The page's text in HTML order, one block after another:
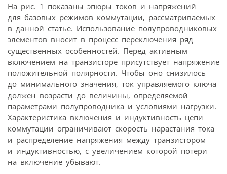
На рис. 1 показаны эпюры токов и напряжений
для базовых режимов коммутации, рассматриваемых
в данной статье. Использование полупроводниковых
элементов вносит в процесс переключения ряд
существенных особенностей. Перед активным
включением на транзисторе присутствует напряжение
положительной полярности. Чтобы оно снизилось
до минимального значения, ток управляемого ключа
должен возрасти до величины, определяемой
параметрами полупроводника и условиями нагрузки.
Характеристика включения и индуктивность цепи
коммутации ограничивают скорость нарастания тока
и распределение напряжения между транзистором
и индуктивностью, с увеличением которой потери
на включение убывают.